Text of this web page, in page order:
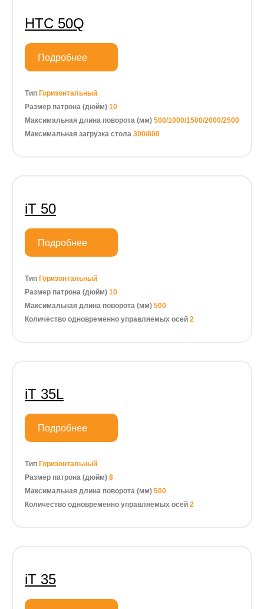
HTC 50Q
Подробнее
Тип Горизонтальный
Размер патрона (дюйм) 10
Максимальная длина поворота (мм) 500/1000/1500/2000/2500
Максимальная загрузка стола 300/800
iT 50
Подробнее
Тип Горизонтальный
Размер патрона (дюйм) 10
Максимальная длина поворота (мм) 500
Количество одновременно управляемых осей 2
iT 35L
Подробнее
Тип Горизонтальный
Размер патрона (дюйм) 8
Максимальная длина поворота (мм) 500
Количество одновременно управляемых осей 2
iT 35